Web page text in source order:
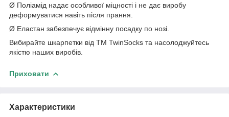
Ø Поліамід надає особливої міцності і не дає виробу
деформуватися навіть після прання.
Ø Еластан забезпечує відмінну посадку по нозі.
Вибирайте шкарпетки від ТM TwinSocks та насолоджуйтесь
якістю наших виробів.
Приховати
Характеристики